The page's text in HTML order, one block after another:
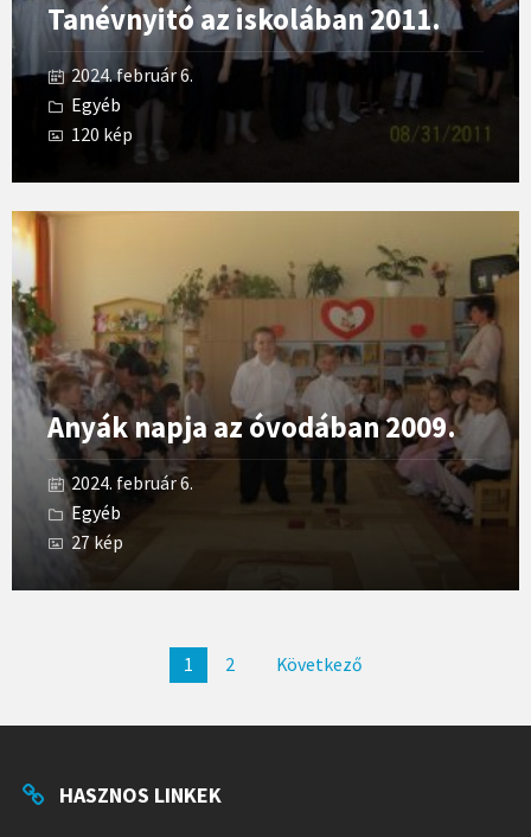
Tanévnyitó az iskolában 2011.
2024. február 6.
Egyéb
120 kép
Anyák napja az óvodában 2009.
2024. február 6.
Egyéb
27 kép
Open
Gallery
1 2 Következő
HASZNOS LINKEK